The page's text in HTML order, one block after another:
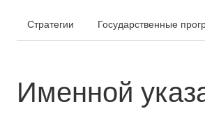
Стратегии Государственные
Именной